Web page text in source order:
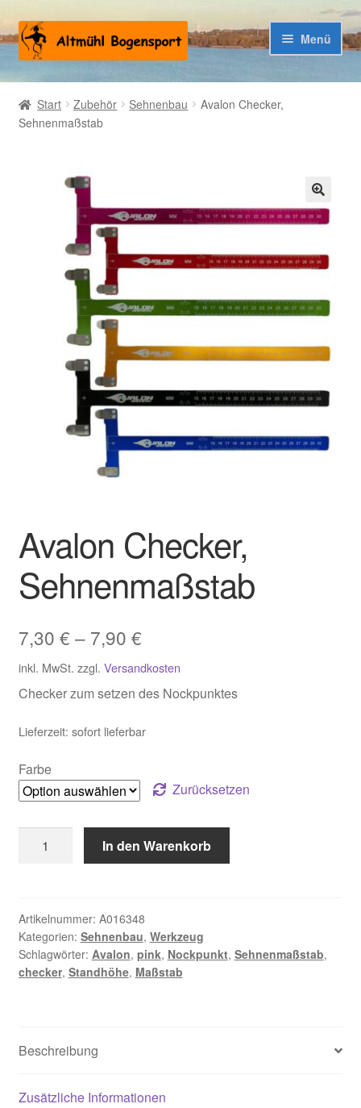
Zur
Navigation
springen
Zum
Inhalt
springen
Menü
Warenkorb
Kasse
Start Zubehör Sehnenbau
Avalon Checker,
Sehnenmaßstab
🔍
Avalon Checker,
Sehnenmaßstab
7,30 € – 7,90 €
inkl. MwSt. zzgl. Versandkosten
Checker zum setzen des Nockpunktes
Lieferzeit: sofort lieferbar
Farbe
Zurücksetzen
Checker,
In den Warenkorb
Artikelnummer: A016348
Kategorien: Sehnenbau, Werkzeug
Schlagwörter: Avalon, pink, Nockpunkt, Sehnenmaßstab,
checker, Standhöhe, Maßstab
Beschreibung
Zusätzliche Informationen